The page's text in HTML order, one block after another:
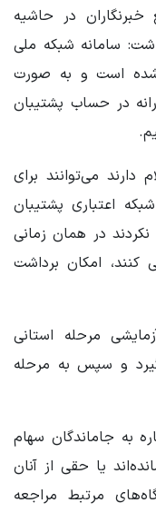
در حاشیه
سامانه شبکه ملی
شده است و به صورت
در حساب پشتیبان
دارند می‌توانند برای
شبکه اعتباری پشتیبان
نکردند در همان زمانی
کنند، امکان برداشت
مرحله استانی
گیرد و سپس به مرحله
به جاماندگان سهام
یا حقی از آنان
مرتبط مراجعه